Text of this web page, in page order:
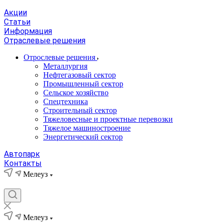
Акции
Статьи
Информация
Отраслевые решения
Отрослевые решения
Металлургия
Нефтегазовый сектор
Промышленный сектор
Сельское хозяйство
Спецтехника
Строительный сектор
Тяжеловесные и проектные перевозки
Тяжелое машиностроение
Энергетический сектор
Автопарк
Контакты
Мелеуз
Мелеуз